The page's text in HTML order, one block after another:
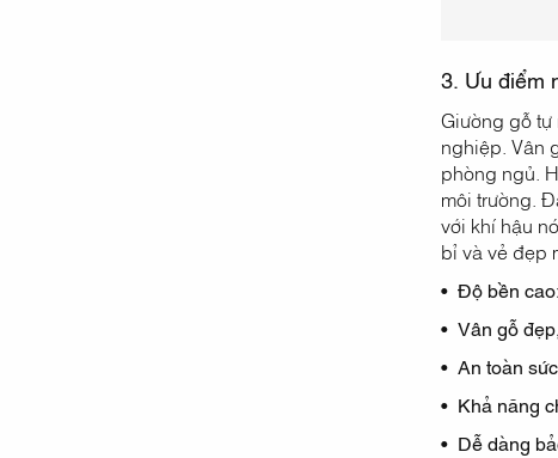
3. Ưu điểm
Giường gỗ
nghiệp. Vân
phòng ngủ.
môi trường.
với khí hậu
bỉ và vẻ đẹp
• Độ bền cao:
• Vân gỗ
• An toàn
• Khả năng
• Dễ dàng